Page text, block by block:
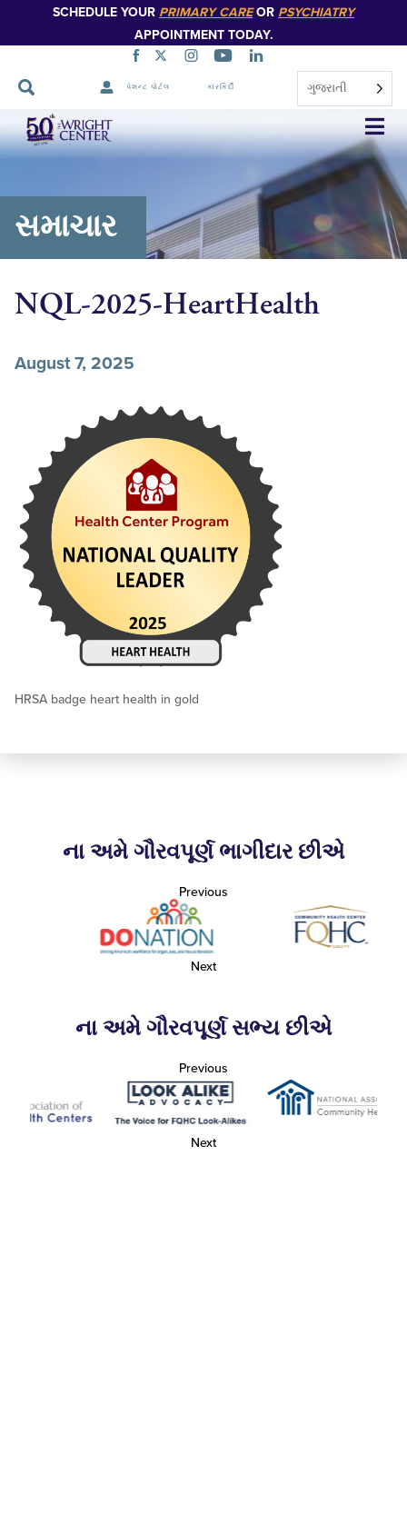
SCHEDULE YOUR PRIMARY CAREOR PSYCHIATRY
APPOINTMENT TODAY.
પેશન્ટ પોર્ટલ કારકિર્દી ગુજરાતી
નેવિગેશન
છોડો
સમાચાર
NQL-2025-HeartHealth
August 7, 2025
HRSA badge heart health in gold
ના અમે ગૌરવપૂર્ણ ભાગીદાર છીએ
Previous
Next
ના અમે ગૌરવપૂર્ણ સભ્ય છીએ
Previous
Next